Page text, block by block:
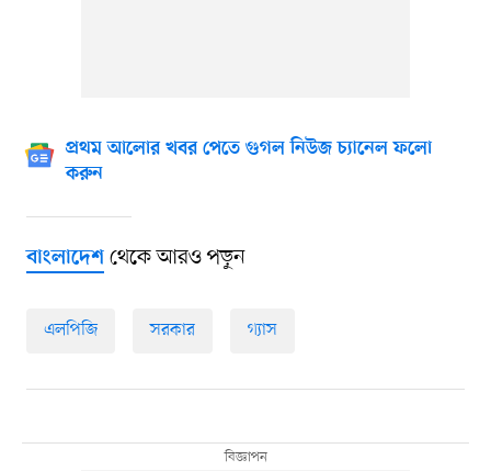
প্রথম আলোর খবর পেতে গুগল নিউজ চ্যানেল ফলো
করুন
বাংলাদেশথেকে আরও পড়ুন
এলপিজি সরকার গ্যাস